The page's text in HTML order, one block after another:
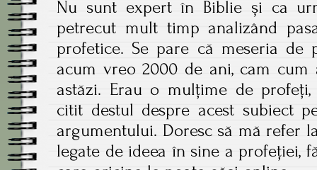
Nu sunt expert în Biblie și ca
petrecut mult timp analizând
profetice. Se pare că meseria
acum vreo 2000 de ani, cam
astăzi. Erau o mulțime de
citit destul despre acest subiect
argumentului. Doresc să mă refer
legate de ideea în sine a profeției,